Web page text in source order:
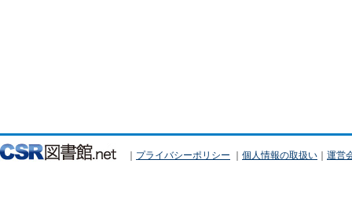
｜ プライバシーポリシー ｜ 個人情報の取扱い ｜ 運営